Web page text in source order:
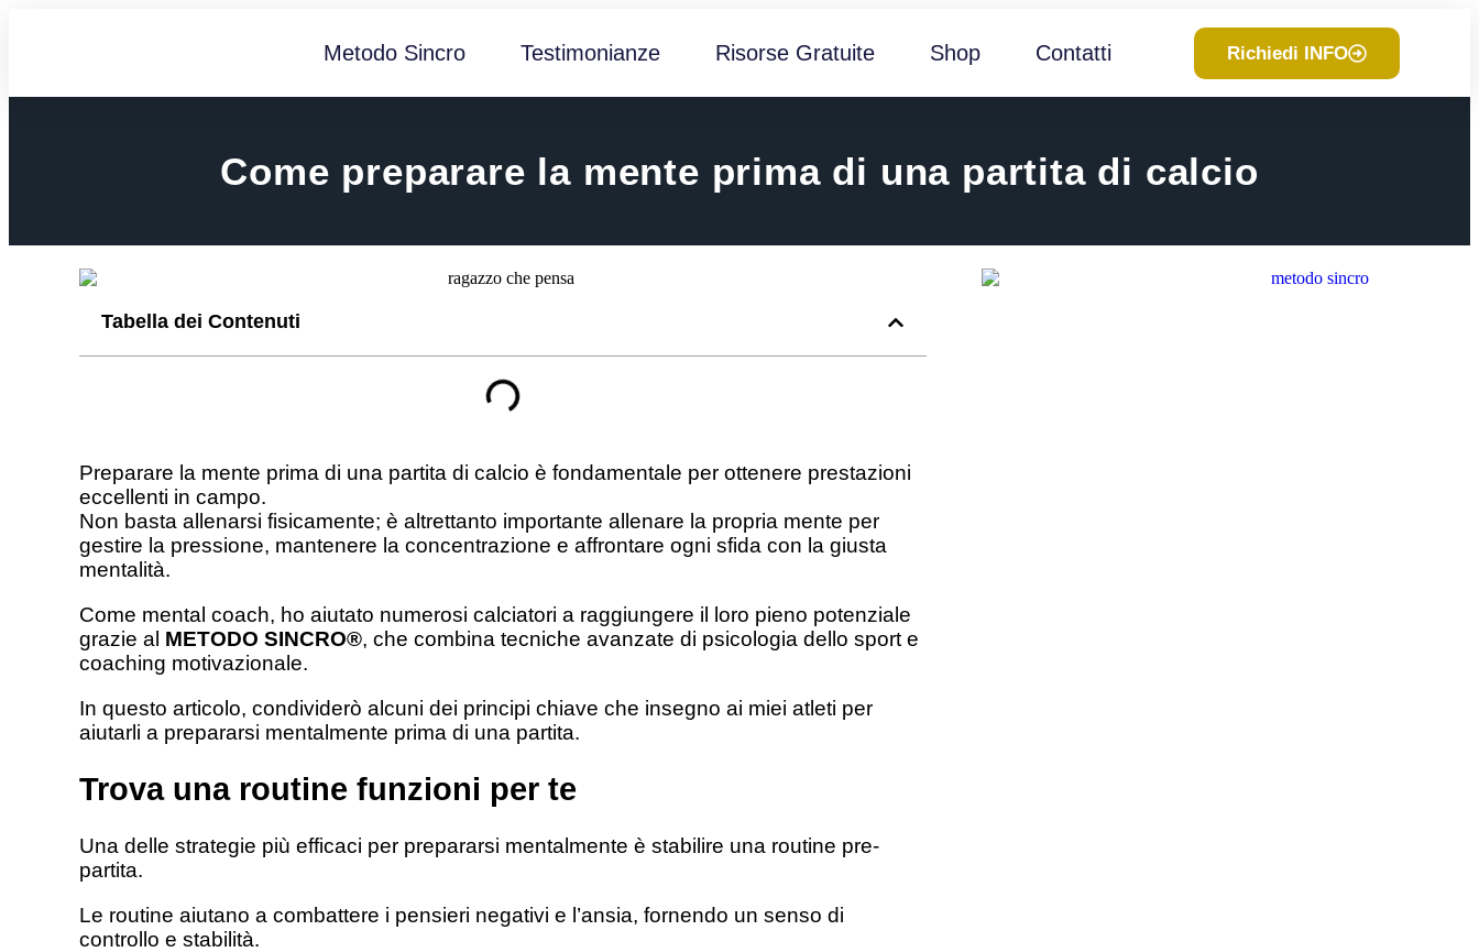
Metodo Sincro Testimonianze Risorse Gratuite Shop Contatti Richiedi INFO
Come preparare la mente prima di una partita di calcio
Tabella dei Contenuti
Preparare la mente prima di una partita di calcio è fondamentale per ottenere prestazioni
eccellenti in campo.
Non basta allenarsi fisicamente; è altrettanto importante allenare la propria mente per
gestire la pressione, mantenere la concentrazione e affrontare ogni sfida con la giusta
mentalità.
Come mental coach, ho aiutato numerosi calciatori a raggiungere il loro pieno potenziale
grazie al METODO SINCRO®, che combina tecniche avanzate di psicologia dello sport e
coaching motivazionale.
In questo articolo, condividerò alcuni dei principi chiave che insegno ai miei atleti per
aiutarli a prepararsi mentalmente prima di una partita.
Trova una routine funzioni per te
Una delle strategie più efficaci per prepararsi mentalmente è stabilire una routine pre-
partita.
Le routine aiutano a combattere i pensieri negativi e l’ansia, fornendo un senso di
controllo e stabilità.